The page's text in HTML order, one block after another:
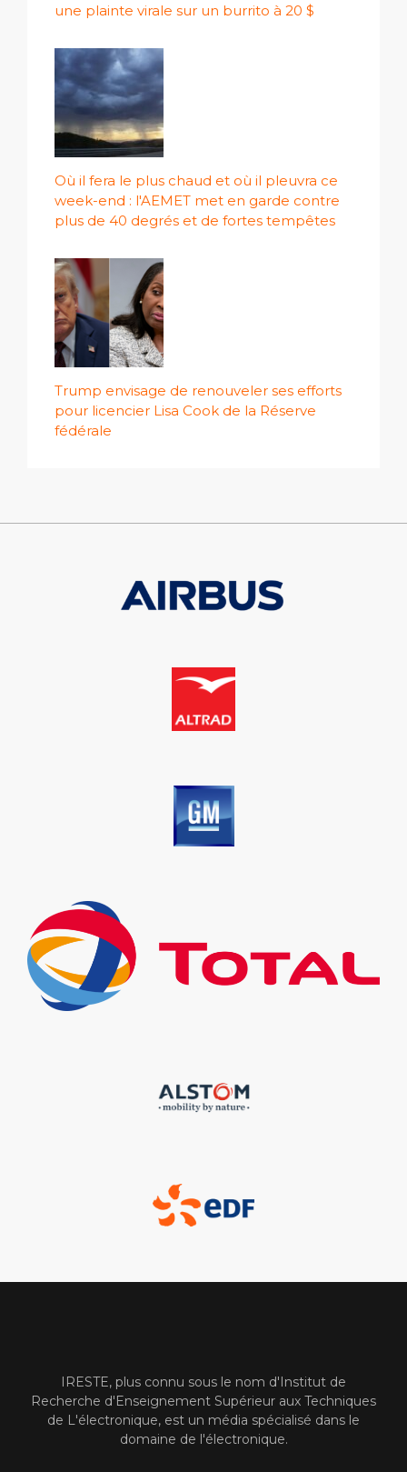
une plainte virale sur un burrito à 20 $
Où il fera le plus chaud et où il pleuvra ce
week-end : l'AEMET met en garde contre
plus de 40 degrés et de fortes tempêtes
Trump envisage de renouveler ses efforts
pour licencier Lisa Cook de la Réserve
fédérale
IRESTE, plus connu sous le nom d'Institut de
Recherche d'Enseignement Supérieur aux Techniques
de L'électronique, est un média spécialisé dans le
domaine de l'électronique.